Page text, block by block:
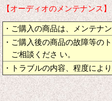
【オーディオのメンテナンス】
・ご購入の商品は、メンテナ
・ご購入後の商品の故障等の
ご相談くださ い。
・トラブルの内容、程度によ